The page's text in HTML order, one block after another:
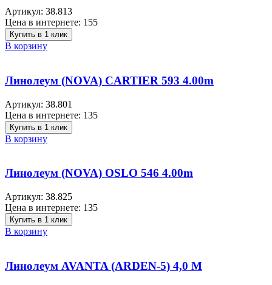
Артикул: 38.813
Цена в интернете: 155
Купить в 1 клик
В корзину
Линолеум (NOVA) CARTIER 593 4.00m
Артикул: 38.801
Цена в интернете: 135
Купить в 1 клик
В корзину
Линолеум (NOVA) OSLO 546 4.00m
Артикул: 38.825
Цена в интернете: 135
Купить в 1 клик
В корзину
Линолеум AVANTA (ARDEN-5) 4,0 M